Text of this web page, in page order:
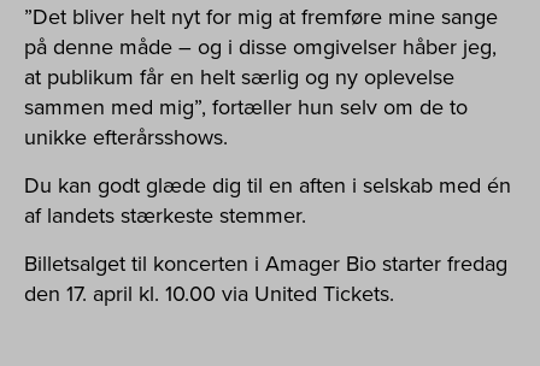
”Det bliver helt nyt for mig at fremføre mine sange
på denne måde – og i disse omgivelser håber jeg,
at publikum får en helt særlig og ny oplevelse
sammen med mig”, fortæller hun selv om de to
unikke efterårsshows.
Du kan godt glæde dig til en aften i selskab med én
af landets stærkeste stemmer.
Billetsalget til koncerten i Amager Bio starter fredag
den 17. april kl. 10.00 via United Tickets.